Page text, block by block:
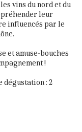
vins du nord et du
leur
influencés par le
et amuse-bouches
!
dégustation : 2